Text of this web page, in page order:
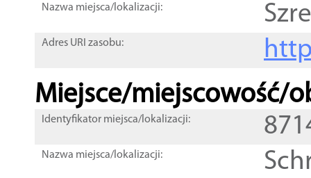
Nazwa miejsca/lokalizacji:
Adres URI zasobu:
Miejsce/miejscowość/
Identyfikator miejsca/lokalizacji:
Nazwa miejsca/lokalizacji: